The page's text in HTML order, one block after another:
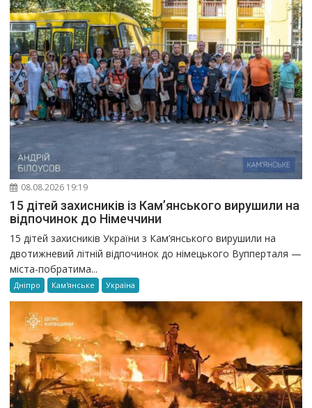
08.08.2026 19:19
15 дітей захисників із Кам’янського вирушили на
відпочинок до Німеччини
15 дітей захисників України з Кам’янського вирушили на
двотижневий літній відпочинок до німецького Вупперталя —
міста-побратима...
Дніпро Кам'янське Україна